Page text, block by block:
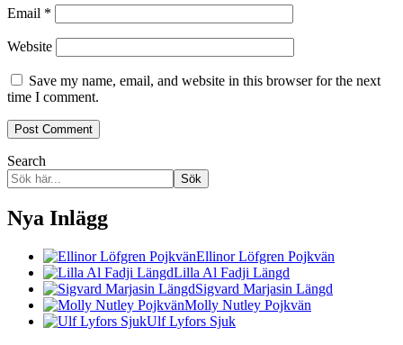
Email *
Website
Save my name, email, and website in this browser for the next
time I comment.
Search
Sök
Nya Inlägg
Ellinor Löfgren Pojkvän
Lilla Al Fadji Längd
Sigvard Marjasin Längd
Molly Nutley Pojkvän
Ulf Lyfors Sjuk